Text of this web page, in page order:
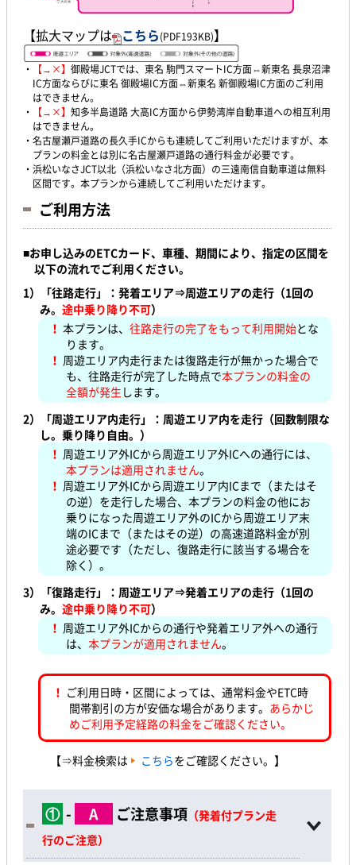
【拡大マップは こちら(PDF193KB)】
・ 【→×】 御殿場JCTでは、東名 駒門スマートIC方面⇔新東名 長泉沼津
IC方面ならびに東名 御殿場IC方面⇔新東名 新御殿場IC方面のご利用
はできません。
・
【→×】 知多半島道路 大高IC方面から伊勢湾岸自動車道への相互利用
はできません。
・名古屋瀬戸道路の長久手ICからも連続してご利用いただけますが、本
プランの料金とは別に名古屋瀬戸道路の通行料金が必要です。
・浜松いなさJCT以北（浜松いなさ北方面）の三遠南信自動車道は無料
区間です。本プランから連続してご利用いただけます。
ご利用方法
■お申し込みのETCカード、車種、期間により、指定の区間を
以下の流れでご利用ください。
1）「往路走行」：発着エリア⇒周遊エリアの走行（1回の
み。 途中乗り降り不可）
！ 本プランは、 往路走行の完了をもって利用開始とな
ります。
！ 周遊エリア内走行または復路走行が無かった場合で
も、往路走行が完了した時点で本プランの料金の
全額が発生 します。
2）
「周遊エリア内走行」：周遊エリア内を走行（回数制限な
し。乗り降り自由。）
！ 周遊エリア外ICから周遊エリア外ICへの通行には、
本プランは適用されません。
！ 周遊エリア外ICから周遊エリア内ICまで（またはそ
の逆）を走行した場合、本プランの料金の他にお
乗りになった周遊エリア外のICから周遊エリア末
端のICまで（またはその逆）の高速道路料金が別
途必要です（ただし、復路走行に該当する場合を
除く）。
3）
「復路走行」：周遊エリア⇒発着エリアの走行（1回の
み。 途中乗り降り不可）
！ 周遊エリア外ICからの通行や発着エリア外への通行
は、 本プランが適用されません。
！ ご利用日時・区間によっては、通常料金やETC時
間帯割引の方が安価な場合があります。 あらかじ
めご利用予定経路の料金をご確認ください。
【⇒料金検索は こちらをご確認ください。】
① - A ご注意事項 （発着付プラン走
行のご注意）